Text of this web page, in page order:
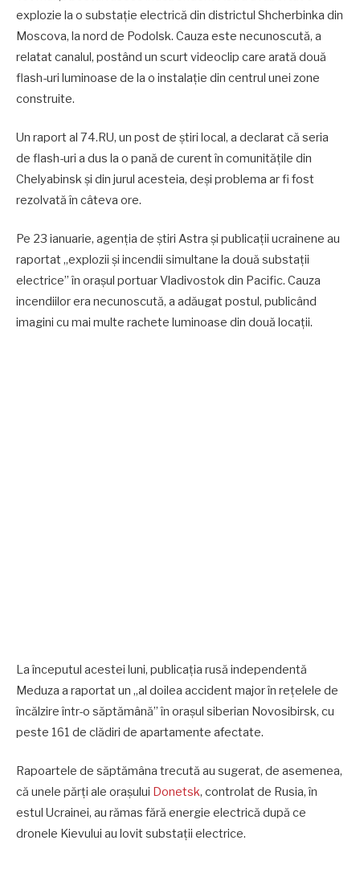
explozie la o substație electrică din districtul Shcherbinka din
Moscova, la nord de Podolsk. Cauza este necunoscută, a
relatat canalul, postând un scurt videoclip care arată două
flash-uri luminoase de la o instalație din centrul unei zone
construite.
Un raport al 74.RU, un post de știri local, a declarat că seria
de flash-uri a dus la o pană de curent în comunitățile din
Chelyabinsk și din jurul acesteia, deși problema ar fi fost
rezolvată în câteva ore.
Pe 23 ianuarie, agenția de știri Astra și publicații ucrainene au
raportat „explozii și incendii simultane la două substații
electrice” în orașul portuar Vladivostok din Pacific. Cauza
incendiilor era necunoscută, a adăugat postul, publicând
imagini cu mai multe rachete luminoase din două locații.
La începutul acestei luni, publicația rusă independentă
Meduza a raportat un „al doilea accident major în rețelele de
încălzire într-o săptămână” în orașul siberian Novosibirsk, cu
peste 161 de clădiri de apartamente afectate.
Rapoartele de săptămâna trecută au sugerat, de asemenea,
că unele părți ale orașului Donetsk, controlat de Rusia, în
estul Ucrainei, au rămas fără energie electrică după ce
dronele Kievului au lovit substații electrice.